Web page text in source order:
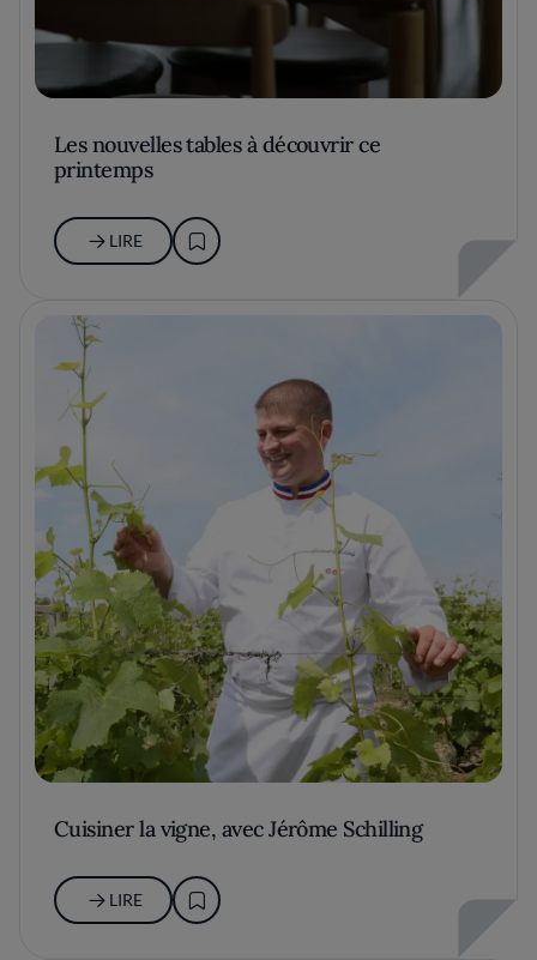
Les nouvelles tables à découvrir ce
printemps
LIRE
Cuisiner la vigne, avec Jérôme Schilling
LIRE